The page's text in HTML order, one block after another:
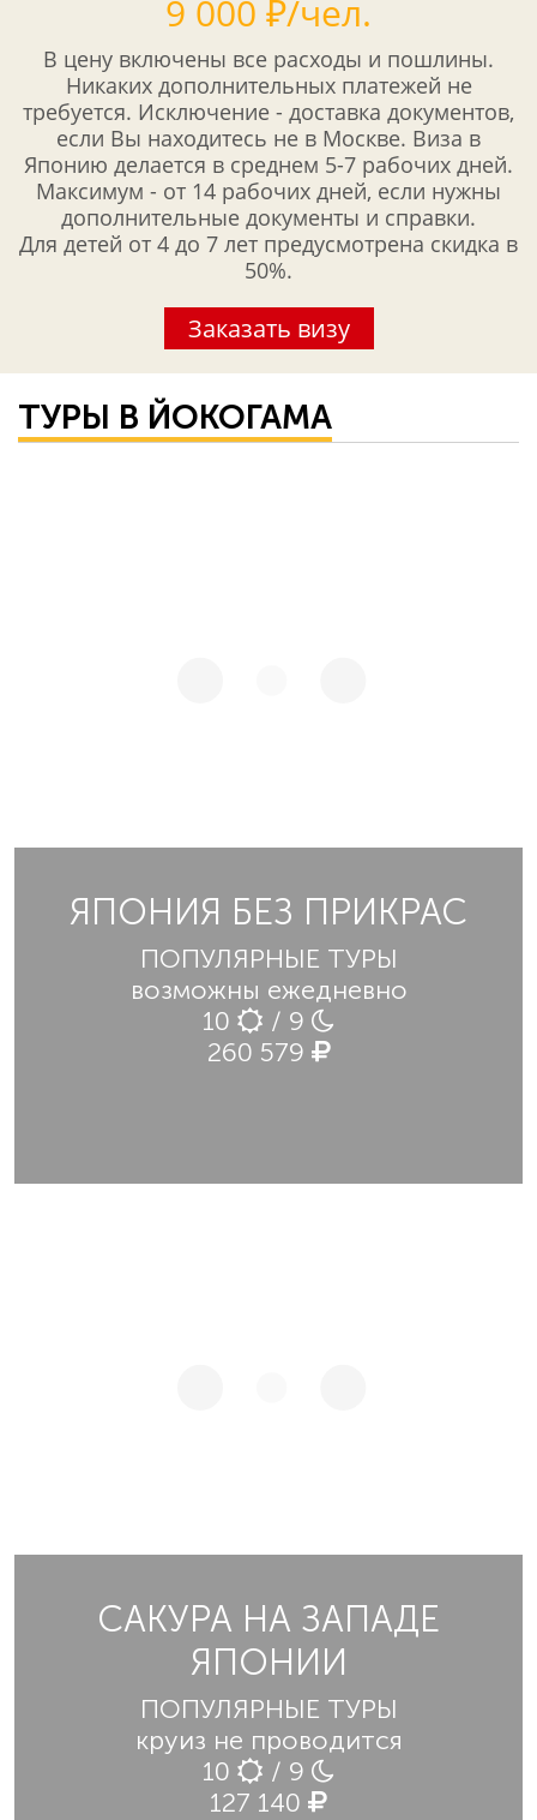
9 000 ₽/чел.
В цену включены все расходы и пошлины.
Никаких дополнительных платежей не
требуется. Исключение - доставка документов,
если Вы находитесь не в Москве. Виза в
Японию делается в среднем 5-7 рабочих дней.
Максимум - от 14 рабочих дней, если нужны
дополнительные документы и справки.
Для детей от 4 до 7 лет предусмотрена скидка в
50%.
Заказать визу
ТУРЫ В ЙОКОГАМА
ЯПОНИЯ БЕЗ ПРИКРАС
ПОПУЛЯРНЫЕ ТУРЫ
возможны ежедневно
10
/ 9
260 579
САКУРА НА ЗАПАДЕ
ЯПОНИИ
ПОПУЛЯРНЫЕ ТУРЫ
круиз не проводится
10
/ 9
127 140